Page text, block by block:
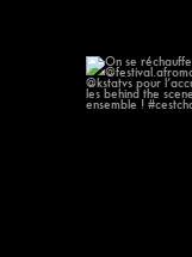
On se